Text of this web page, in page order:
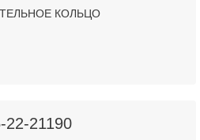
КОЛЬЦО
22-21190